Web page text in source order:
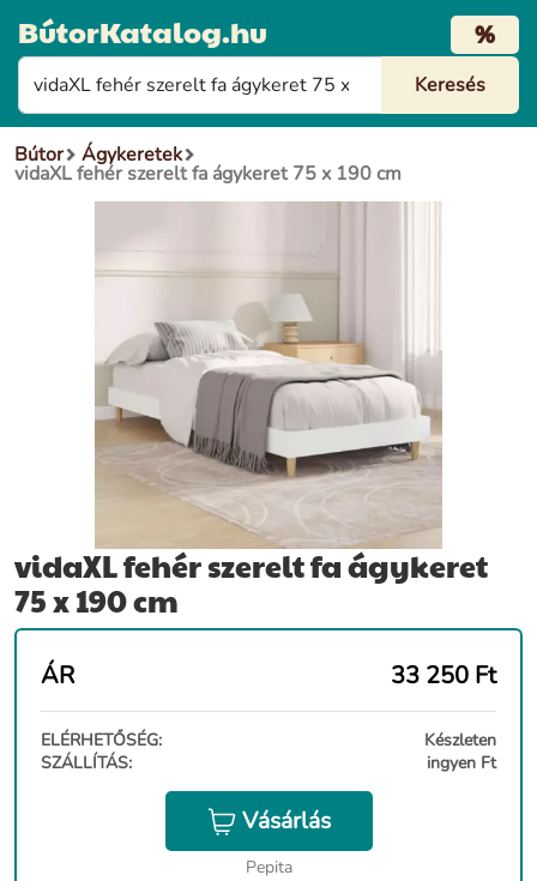
BútorKatalog.hu %
Bútor Ágykeretek
vidaXL fehér szerelt fa ágykeret 75 x 190 cm
vidaXL fehér szerelt fa ágykeret
75 x 190 cm
ÁR 33 250 Ft
ELÉRHETŐSÉG:
Készleten
SZÁLLÍTÁS:
ingyen Ft
Vásárlás
Pepita